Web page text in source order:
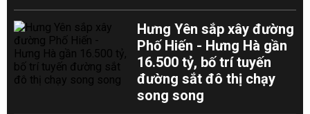
Hưng Yên sắp xây đường
Phố Hiến - Hưng Hà gần
16.500 tỷ, bố trí tuyến
đường sắt đô thị chạy
song song